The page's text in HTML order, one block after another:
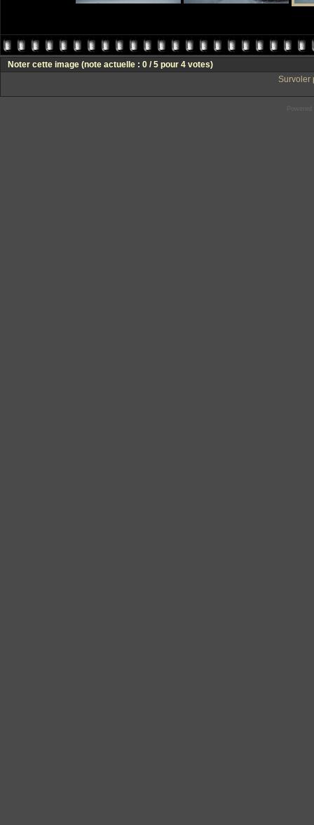
Noter cette image (note actuelle : 0 / 5 pour 4 votes)
Survoler